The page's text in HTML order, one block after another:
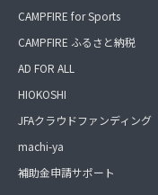
CAMPFIRE for Sports
CAMPFIRE ふるさと納税
AD FOR ALL
HIOKOSHI
JFAクラウドファンディング
machi-ya
補助金申請サポート